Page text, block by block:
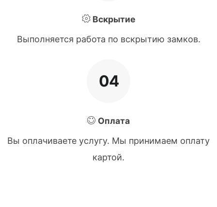
Вскрытие
Выполняется работа по вскрытию замков.
04
Оплата
Вы оплачиваете услугу. Мы принимаем оплату
картой.